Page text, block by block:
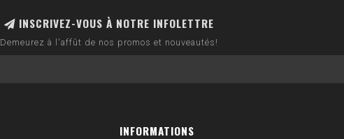
INSCRIVEZ-VOUS À NOTRE INFOLETTRE
Demeurez à l'affût de nos promos et nouveautés!
INFORMATIONS